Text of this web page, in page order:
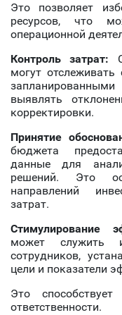
Это позволяет
ресурсов, что
операционной
Контроль затрат:
могут
выявлять
корректировки.
Принятие
бюджета
данные для
решений. Это
направлений
затрат.
Стимулирование
может служить
сотрудников,
цели и показатели
Это
ответственности.